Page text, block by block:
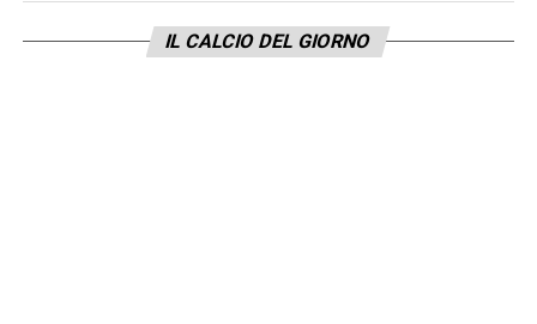
IL CALCIO DEL GIORNO